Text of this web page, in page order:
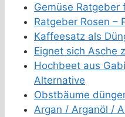
Gemüse
Ratgeber Rosen –
Kaffeesatz als
Eignet sich Asche
Hochbeet aus
Alternative
Obstbäume
Argan / Arganöl /